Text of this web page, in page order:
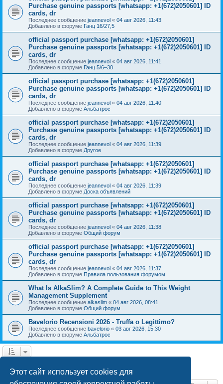
Этот сайт использует cookies для
Purchase genuine passports [whatsapp: +1(672)2050601] ID
cards, dr
Последнее сообщение jeannevol « 04 авг 2026, 11:43
Добавлено в форуме Ганц 16/27,5
official passport purchase [whatsapp: +1(672)2050601]
Purchase genuine passports [whatsapp: +1(672)2050601] ID
cards, dr
Последнее сообщение jeannevol « 04 авг 2026, 11:41
Добавлено в форуме Ганц 5/6–30
official passport purchase [whatsapp: +1(672)2050601]
Purchase genuine passports [whatsapp: +1(672)2050601] ID
cards, dr
Последнее сообщение jeannevol « 04 авг 2026, 11:40
Добавлено в форуме Альбатрос
official passport purchase [whatsapp: +1(672)2050601]
Purchase genuine passports [whatsapp: +1(672)2050601] ID
cards, dr
Последнее сообщение jeannevol « 04 авг 2026, 11:39
Добавлено в форуме Другое
official passport purchase [whatsapp: +1(672)2050601]
Purchase genuine passports [whatsapp: +1(672)2050601] ID
cards, dr
Последнее сообщение jeannevol « 04 авг 2026, 11:39
Добавлено в форуме Доска объявлений
official passport purchase [whatsapp: +1(672)2050601]
Purchase genuine passports [whatsapp: +1(672)2050601] ID
cards, dr
Последнее сообщение jeannevol « 04 авг 2026, 11:38
Добавлено в форуме Общий форум
official passport purchase [whatsapp: +1(672)2050601]
Purchase genuine passports [whatsapp: +1(672)2050601] ID
cards, dr
Последнее сообщение jeannevol « 04 авг 2026, 11:37
Добавлено в форуме Правила пользования форумом
What Is AlkaSlim? A Complete Guide to This Weight
Management Supplement
Последнее сообщение alkaslim « 04 авг 2026, 08:41
Добавлено в форуме Общий форум
Bavelorio Recensioni 2026 - Truffa o Legittimo?
Последнее сообщение bavelorio « 03 авг 2026, 15:30
Добавлено в форуме Альбатрос